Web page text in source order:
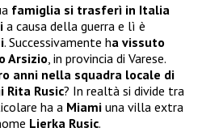
famiglia si trasferì in Italia
a causa della guerra e lì è
. Successivamente ha vissuto
Arsizio , in provincia di Varese.
anni nella squadra locale di
Rita Rusic? In realtà si divide tra
ha a Miami una villa extra
Lierka Rusic.